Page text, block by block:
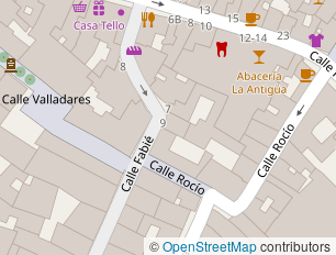
©OpenStreetMapcontributors